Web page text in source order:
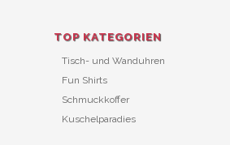
TOP KATEGORIEN
Tisch- und Wanduhren
Fun Shirts
Schmuckkoffer
Kuschelparadies